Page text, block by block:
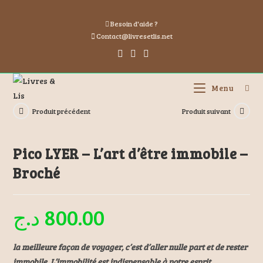
Besoin d'aide ?
Contact@livresetlis.net
Menu
Produit précédent Produit suivant
Pico LYER – L’art d’être immobile –
Broché
800.00 د.ج
la meilleure façon de voyager, c’est d’aller nulle part et de rester